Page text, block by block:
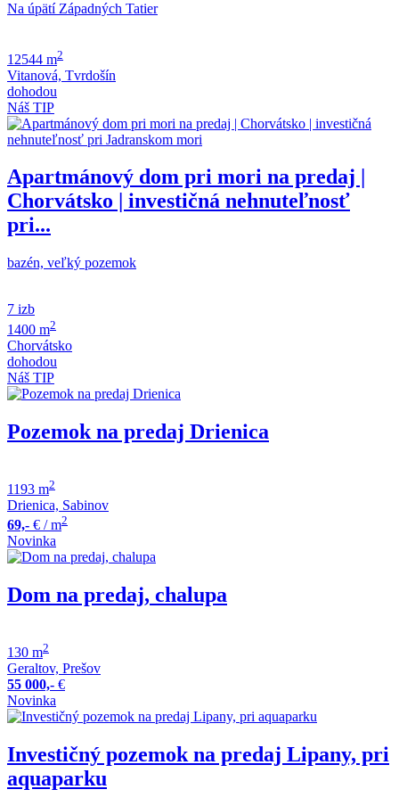
Na úpätí Západných Tatier
12544 m2
Vitanová, Tvrdošín
dohodou
Náš TIP
Apartmánový dom pri mori na predaj |
Chorvátsko | investičná nehnuteľnosť
pri...
bazén, veľký pozemok
7 izb
1400 m2
Chorvátsko
dohodou
Náš TIP
Pozemok na predaj Drienica
1193 m2
Drienica, Sabinov
69,- € / m2
Novinka
Dom na predaj, chalupa
130 m2
Geraltov, Prešov
55 000,- €
Novinka
Investičný pozemok na predaj Lipany, pri
aquaparku